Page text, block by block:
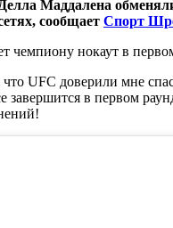
Маддалена
сообщает Спорт
чемпиону нокаут в
что UFC доверили мне
завершится в первом